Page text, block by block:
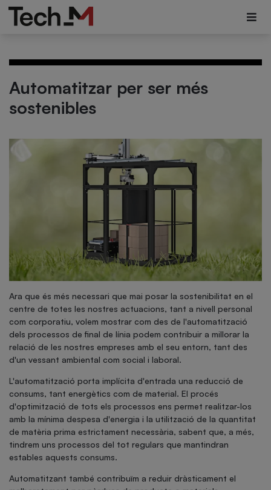
Automatitzar per ser més
sostenibles
Ara que és més necessari que mai posar la sostenibilitat en el
centre de totes les nostres actuacions, tant a nivell personal
com corporatiu, volem mostrar com des de l'automatització
dels processos de final de línia podem contribuir a millorar la
relació de les nostres empreses amb el seu entorn, tant des
d'un vessant ambiental com social i laboral.
L'automatització porta implícita d'entrada una reducció de
consums, tant energètics com de material. El procés
d'optimització de tots els processos ens permet realitzar-los
amb la mínima despesa d'energia i la utilització de la quantitat
de matèria prima estrictament necessària, sabent que, a més,
tindrem uns processos del tot regulars que mantindran
estables aquests consums.
Automatitzant també contribuïm a reduir dràsticament el